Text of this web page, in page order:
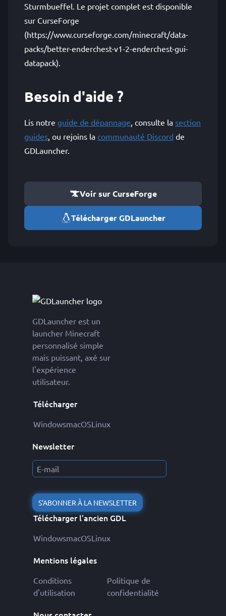
Sturmbueffel. Le projet complet est disponible
sur CurseForge
(https://www.curseforge.com/minecraft/data-
packs/better-enderchest-v1-2-enderchest-gui-
datapack).
Besoin d'aide ?
Lis notre guide de dépannage, consulte la section
guides, ou rejoins la communauté Discord de
GDLauncher.
Voir sur CurseForge
Télécharger GDLauncher
GDLauncher est un
launcher Minecraft
personnalisé simple
mais puissant, axé sur
l'expérience
utilisateur.
Télécharger
WindowsmacOSLinux
Newsletter
S'ABONNER À LA NEWSLETTER
Télécharger l'ancien GDL
WindowsmacOSLinux
Mentions légales
Conditions
d'utilisation
Politique de
confidentialité